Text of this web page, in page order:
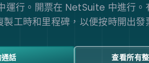
運行。開票在 NetSuite 中進行。
製工時和里程碑，以便按時開出發
話 查看所有